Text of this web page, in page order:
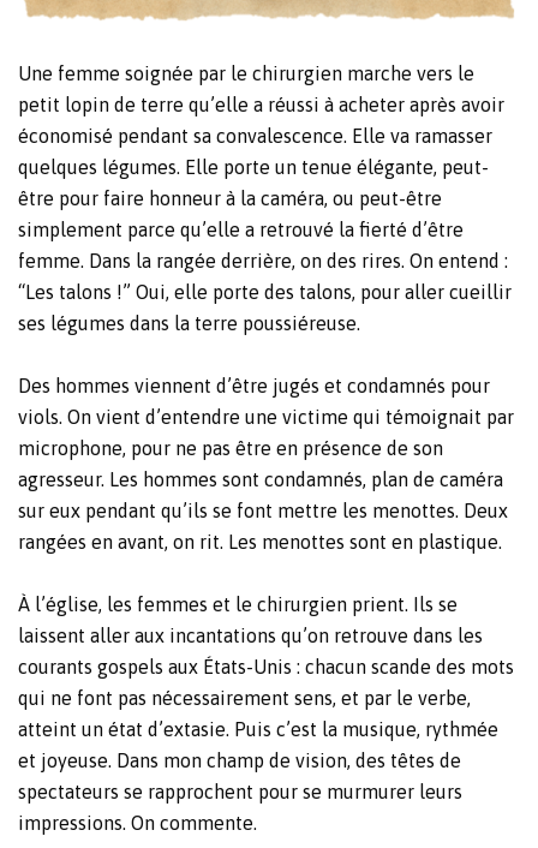
Une femme soignée par le chirurgien marche vers le
petit lopin de terre qu’elle a réussi à acheter après avoir
économisé pendant sa convalescence. Elle va ramasser
quelques légumes. Elle porte un tenue élégante, peut-
être pour faire honneur à la caméra, ou peut-être
simplement parce qu’elle a retrouvé la fierté d’être
femme. Dans la rangée derrière, on des rires. On entend :
“Les talons !” Oui, elle porte des talons, pour aller cueillir
ses légumes dans la terre poussiéreuse.
Des hommes viennent d’être jugés et condamnés pour
viols. On vient d’entendre une victime qui témoignait par
microphone, pour ne pas être en présence de son
agresseur. Les hommes sont condamnés, plan de caméra
sur eux pendant qu’ils se font mettre les menottes. Deux
rangées en avant, on rit. Les menottes sont en plastique.
À l’église, les femmes et le chirurgien prient. Ils se
laissent aller aux incantations qu’on retrouve dans les
courants gospels aux États-Unis : chacun scande des mots
qui ne font pas nécessairement sens, et par le verbe,
atteint un état d’extasie. Puis c’est la musique, rythmée
et joyeuse. Dans mon champ de vision, des têtes de
spectateurs se rapprochent pour se murmurer leurs
impressions. On commente.